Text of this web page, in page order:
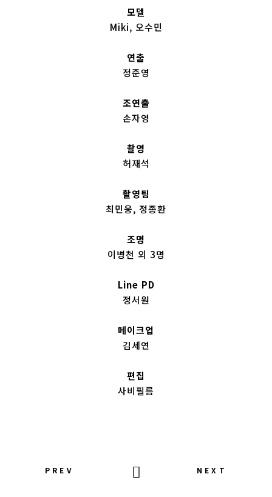
모델
Miki, 오수민
연출
정준영
조연출
손자영
촬영
허재석
촬영팀
최민웅, 정종환
조명
이병천 외 3명
Line PD
정서원
메이크업
김세연
편집
사비필름
PREV NEXT